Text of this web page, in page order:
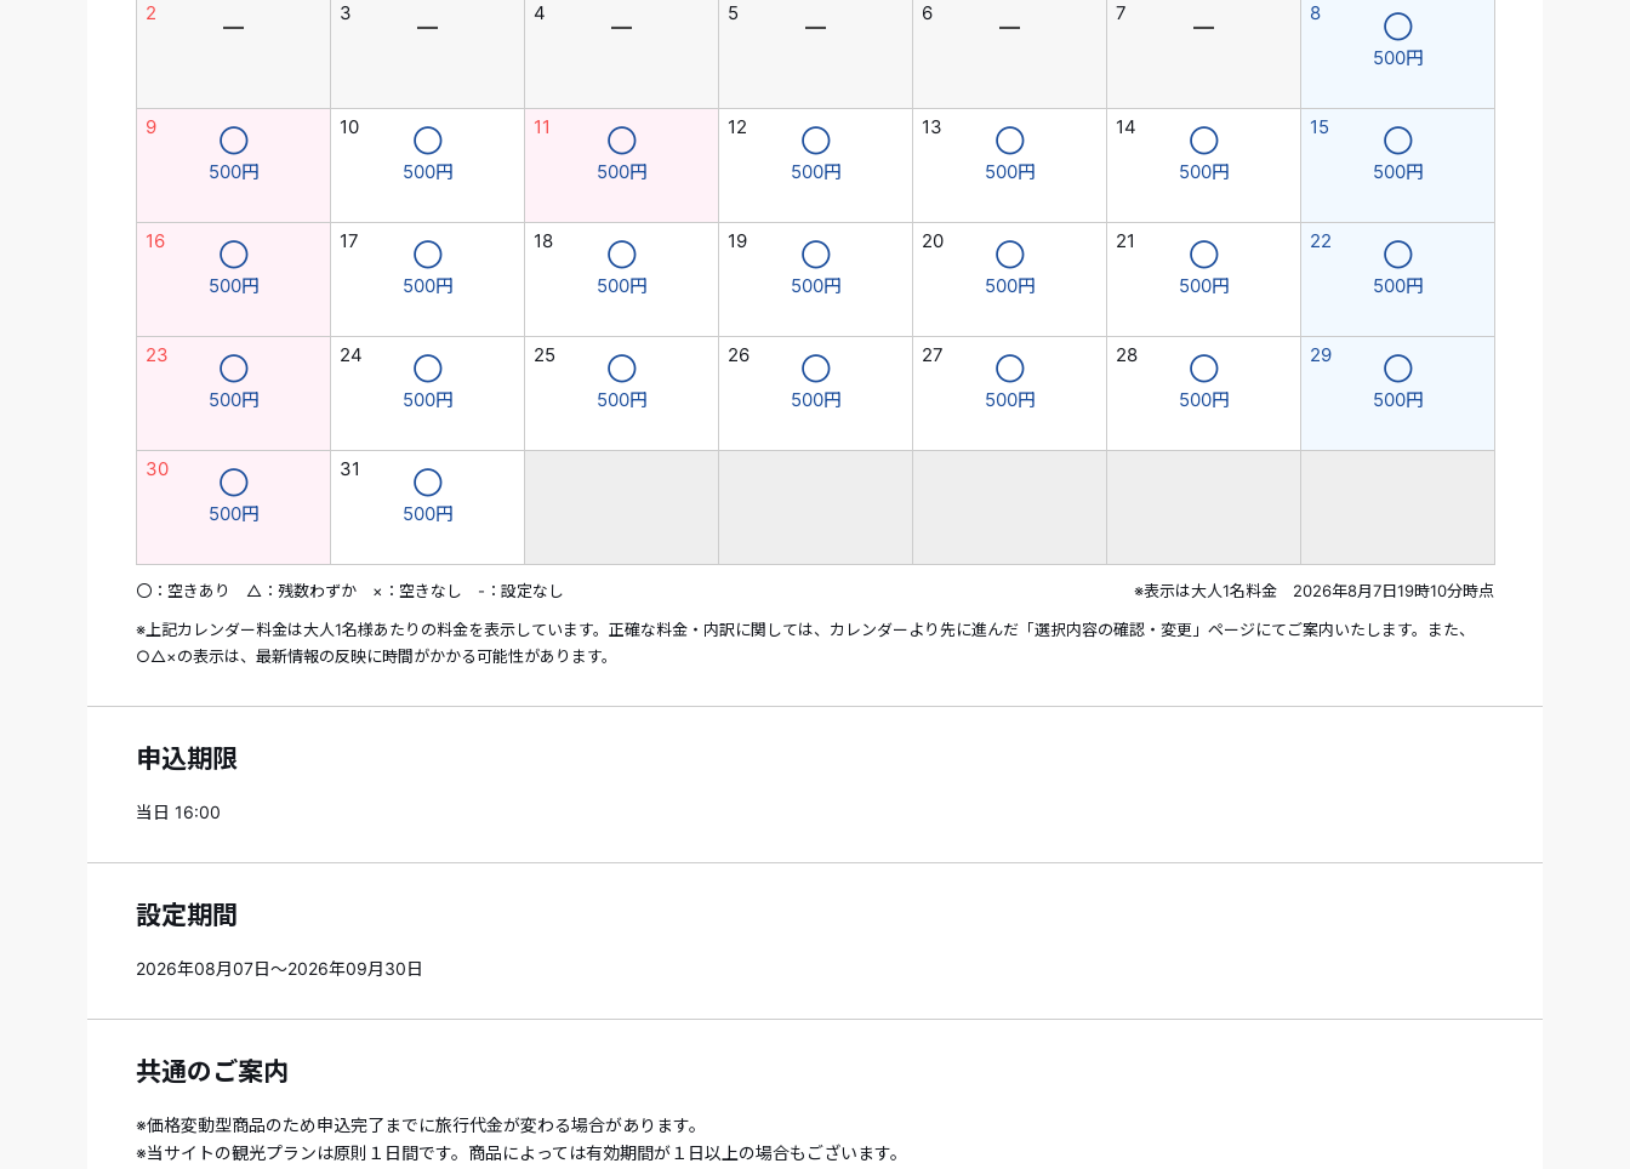
2
―
3
―
4
―
5
―
6
―
7
―
8
◯
500円
9
◯
500円
10
◯
500円
11
◯
500円
12
◯
500円
13
◯
500円
14
◯
500円
15
◯
500円
16
◯
500円
17
◯
500円
18
◯
500円
19
◯
500円
20
◯
500円
21
◯
500円
22
◯
500円
23
◯
500円
24
◯
500円
25
◯
500円
26
◯
500円
27
◯
500円
28
◯
500円
29
◯
500円
30
◯
500円
31
◯
500円
〇：空きあり △：残数わずか ×：空きなし -：設定なし
※表示は大人1名料金 2026年8月7日19時10分時点
※上記カレンダー料金は大人1名様あたりの料金を表示しています。正確な料金・内訳に関しては、カレンダーより先に進んだ「選択内容の確認・変更」ページにてご案内いたします。また、
○△×の表示は、最新情報の反映に時間がかかる可能性があります。
申込期限
当日 16:00
設定期間
2026年08月07日～2026年09月30日
共通のご案内
※価格変動型商品のため申込完了までに旅行代金が変わる場合があります。
※当サイトの観光プランは原則１日間です。商品によっては有効期間が１日以上の場合もございます。